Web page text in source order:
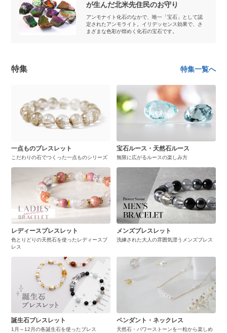
が生んだ北米先住民のお守り
アンモナイト化石のなかで、唯一「宝石」として認
定されたアンモライト。イリデッセンス効果で、さ
まざまな色彩が煌めく化石の宝石です。
特集 特集一覧へ
一点ものブレスレット
こだわりの石でつくった一点ものシリーズ
宝石ルース・天然石ルース
無限に広がるルースの楽しみ方
レディースブレスレット
色とりどりの天然石を使ったレディースブ
レス
メンズブレスレット
洗練された大人の雰囲気漂うメンズブレス
誕生石ブレスレット
1月～12月の各誕生石を使ったブレス
ペンダント・ネックレス
天然石・パワーストーンを一粒から楽しめ